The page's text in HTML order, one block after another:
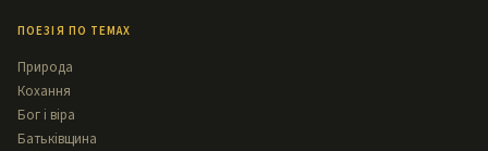
ПОЕЗІЯ ПО ТЕМАХ
Природа
Кохання
Бог і віра
Батьківщина